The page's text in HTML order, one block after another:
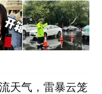
天气，雷暴云笼